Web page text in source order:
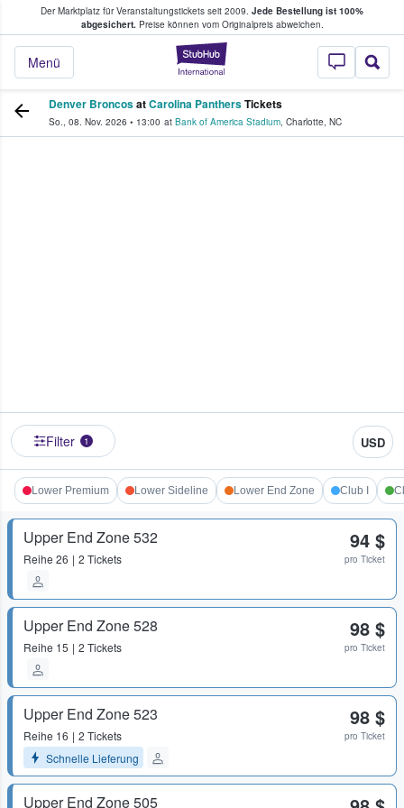
Der Marktplatz für Veranstaltungstickets seit 2009. Jede Bestellung ist 100%
abgesichert.Preise können vom Originalpreis abweichen.
StubHub - Wo
Menü
Tickets kaufen & verkaufen
Denver BroncosatCarolina PanthersTickets
So., 08. Nov. 2026 • 13:00 at Bank of America Stadium, Charlotte, NC
Filter 1 USD
Lower Premium Lower Sideline Lower End Zone Club I
Upper End Zone 532
Reihe 26 2 Tickets
94 $
pro Ticket
Upper End Zone 528
Reihe 15 2 Tickets
98 $
pro Ticket
Upper End Zone 523
Reihe 16
2 Tickets
Schnelle Lieferung
98 $
pro Ticket
Upper End Zone 505